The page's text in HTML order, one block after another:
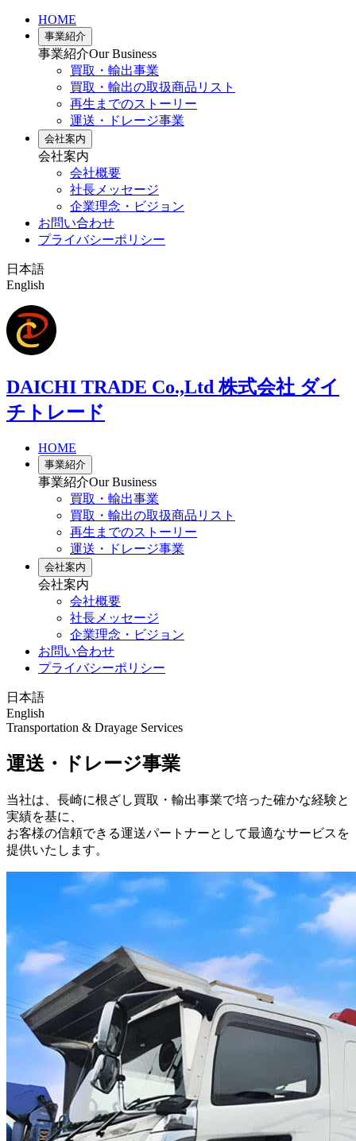
HOME
事業紹介
事業紹介Our Business
買取・輸出事業
買取・輸出の取扱商品リスト
再生までのストーリー
運送・ドレージ事業
会社案内
会社案内
会社概要
社長メッセージ
企業理念・ビジョン
お問い合わせ
プライバシーポリシー
日本語
English
DAICHI TRADE Co.,Ltd 株式会社 ダイ
チトレード
HOME
事業紹介
事業紹介Our Business
買取・輸出事業
買取・輸出の取扱商品リスト
再生までのストーリー
運送・ドレージ事業
会社案内
会社案内
会社概要
社長メッセージ
企業理念・ビジョン
お問い合わせ
プライバシーポリシー
日本語
English
Transportation & Drayage Services
運送・ドレージ事業
当社は、長崎に根ざし買取・輸出事業で培った確かな経験と
実績を基に、
お客様の信頼できる運送パートナーとして最適なサービスを
提供いたします。